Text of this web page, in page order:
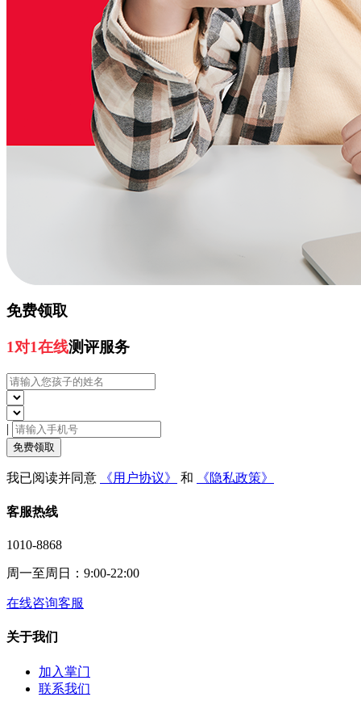
免费领取
1对1在线测评服务
|
免费领取
我已阅读并同意 《用户协议》 和 《隐私政策》
客服热线
1010-8868
周一至周日：9:00-22:00
在线咨询客服
关于我们
加入掌门
联系我们